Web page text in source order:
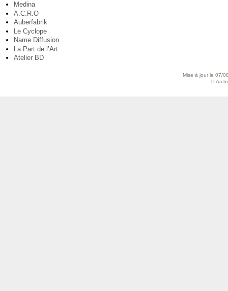
Medina
A.C.R.O
Auberfabrik
Le Cyclope
Name Diffusion
La Part de l’Art
Atelier BD
Mise à jour le 07/
©